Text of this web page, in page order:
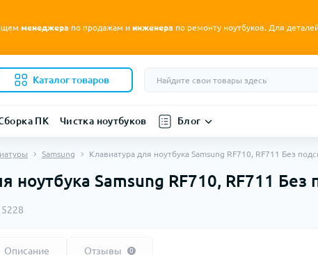
менеджера по продажам и инженера по ремонту ноутбуков. Для
Каталог товаров
ПК Чистка ноутбуков Блог
Samsung Клавиатура для ноутбука Samsung RF710, RF711 Без
ноутбука Samsung RF710, RF711 Без
5228
Описание Отзывы 0